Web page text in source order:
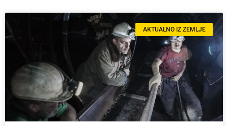
AKTUALNO IZ ZEMLJE